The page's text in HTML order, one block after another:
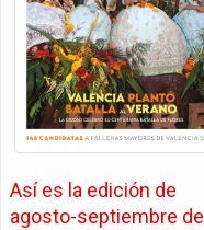
Así es la edición de
agosto-septiembre de